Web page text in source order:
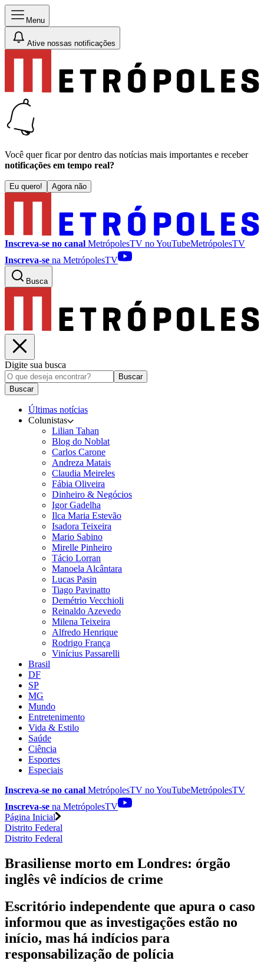
Menu
Ative nossas notificações
Você quer ficar por dentro das notícias mais importantes e receber
notificações em tempo real?
Eu quero! Agora não
Inscreva-se no canal MetrópolesTV noYouTubeMetrópolesTV
Inscreva-se na MetrópolesTV
Busca
Digite sua busca
Buscar
Buscar
Últimas notícias
Colunistas
Lilian Tahan
Blog do Noblat
Carlos Carone
Andreza Matais
Claudia Meireles
Fábia Oliveira
Dinheiro & Negócios
Igor Gadelha
Ilca Maria Estevão
Isadora Teixeira
Mario Sabino
Mirelle Pinheiro
Tácio Lorran
Manoela Alcântara
Lucas Pasin
Tiago Pavinatto
Demétrio Vecchioli
Reinaldo Azevedo
Milena Teixeira
Alfredo Henrique
Rodrigo França
Vinícius Passarelli
Brasil
DF
SP
MG
Mundo
Entretenimento
Vida & Estilo
Saúde
Ciência
Esportes
Especiais
Inscreva-se no canal MetrópolesTV noYouTubeMetrópolesTV
Inscreva-se na MetrópolesTV
Página Inicial
Distrito Federal
Distrito Federal
Brasiliense morto em Londres: órgão
inglês vê indícios de crime
Escritório independente que apura o caso
informou que as investigações estão no
início, mas há indícios para
responsabilização de polícia